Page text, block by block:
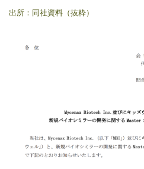
出所：同社資料（抜粋）